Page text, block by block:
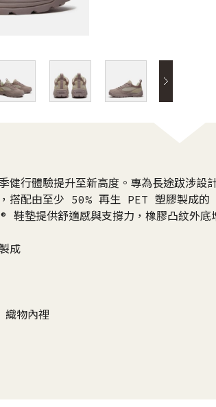
行體驗提升至新高度。專為長途跋涉設計
配由至少 50% 再生 PET 塑膠製成的
墊提供舒適感與支撐力，橡膠凸紋外底
成
織物內裡